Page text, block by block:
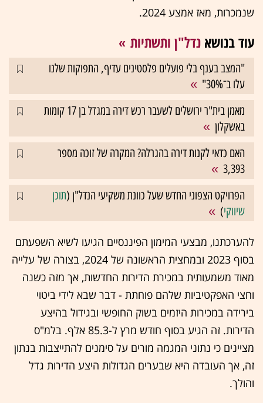
שנמכרות, מאז אמצע 2024.
עוד בנושא נדל"ן ותשתיות
"המצב בענף בלי פועלים פלסטינים עדיף, התפוקות שלנו
עלו ב־30%"
מאמן בית"ר ירושלים לשעבר רכש דירה במגדל בן 17 קומות
באשקלון
האם כדאי לקנות דירה בהגרלה? המקרה של זוכה מספר
3,393
הפרויקט הצפוני החדש שעל כוונת משקיעי הנדל"ן (תוכן
שיווקי)
להערכתנו, מבצעי המימון הפיננסיים הגיעו לשיא השפעתם
בסוף 2023 ובמחצית הראשונה של 2024, בצורה של עלייה
מאוד משמעותית במכירת הדירות החדשות, אך מזה כשנה
וחצי האפקטיביות שלהם פוחתת - דבר שבא לידי ביטוי
בירידה במכירות היזמים בשוק החופשי ובגידול בהיצע
הדירות. זה הגיע בסוף חודש מרץ ל-85.3 אלף. בלמ"ס
מציינים כי נתוני המגמה מורים על סימנים להתייצבות בנתון
זה, אך העובדה היא שבערים הגדולות היצע הדירות גדל
והולך.